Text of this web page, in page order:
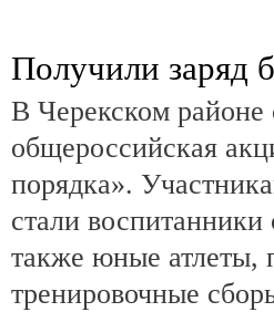
Получили заряд
В Черекском районе
общероссийская
порядка».
стали
также юные атлеты,
тренировочные